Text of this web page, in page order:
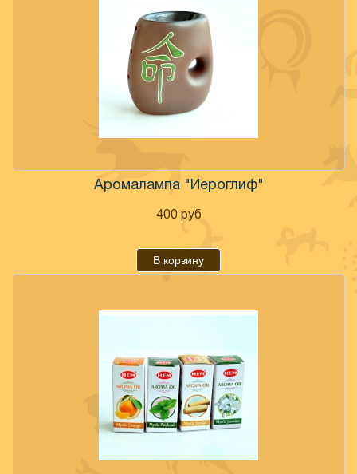
Аромалампа "Иероглиф"
400 руб
В корзину